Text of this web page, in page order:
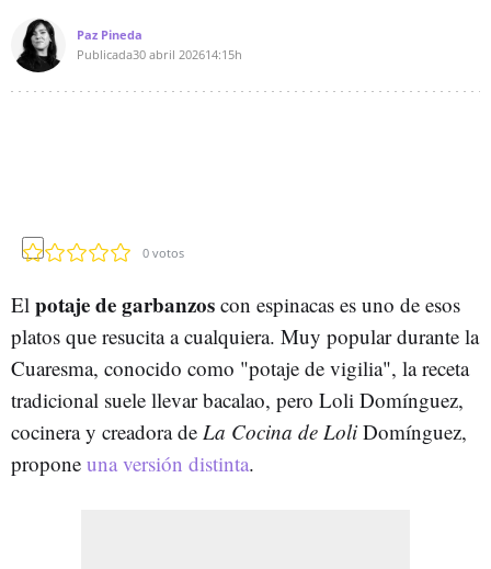
Paz Pineda
Publicada30 abril 202614:15h
0 votos
El potaje de garbanzos con espinacas es uno de esos
platos que resucita a cualquiera. Muy popular durante la
Cuaresma, conocido como "potaje de vigilia", la receta
tradicional suele llevar bacalao, pero Loli Domínguez,
cocinera y creadora de La Cocina de Loli Domínguez,
propone una versión distinta.